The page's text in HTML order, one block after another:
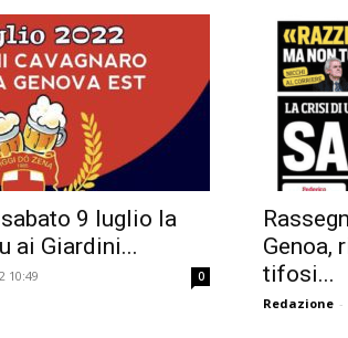
9 luglio la
ai Giardini...
10:49 0
Genoa,
tifosi...
Redazione -